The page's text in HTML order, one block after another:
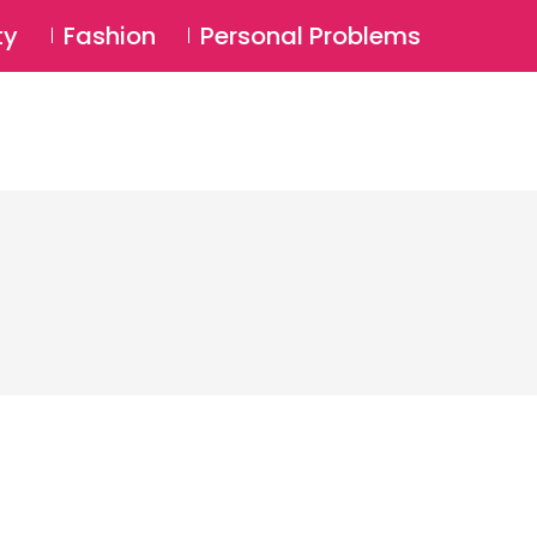
Login ⚲
Fashion Personal Problems